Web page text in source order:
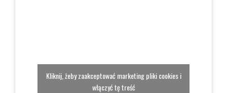
Kliknij, żeby zaakceptować marketing pliki cookies i
włączyć tę treść